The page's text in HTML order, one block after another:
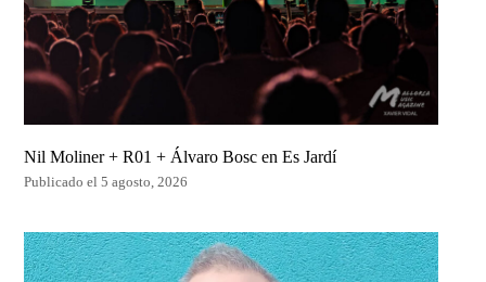
Nil Moliner + R01 + Álvaro Bosc en Es Jardí
Publicado el 5 agosto, 2026